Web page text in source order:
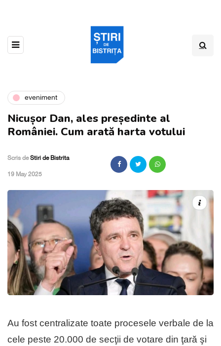
eveniment
Nicușor Dan, ales președinte al
României. Cum arată harta votului
Scris deStiri de Bistrita
,19 May 2025
Au fost centralizate toate procesele verbale de la
cele peste 20.000 de secţii de votare din ţară şi